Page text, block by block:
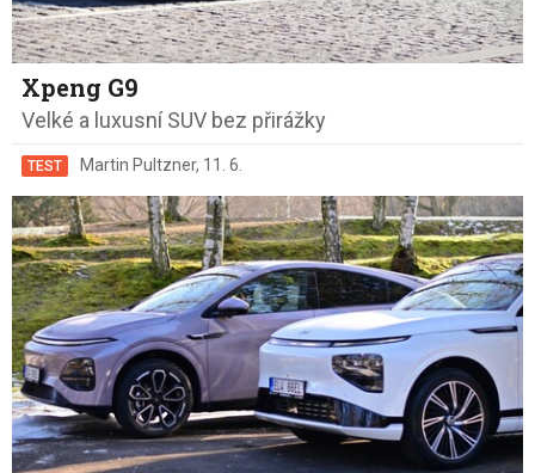
Xpeng G9
Velké a luxusní SUV bez přirážky
TEST Martin Pultzner, 11. 6.